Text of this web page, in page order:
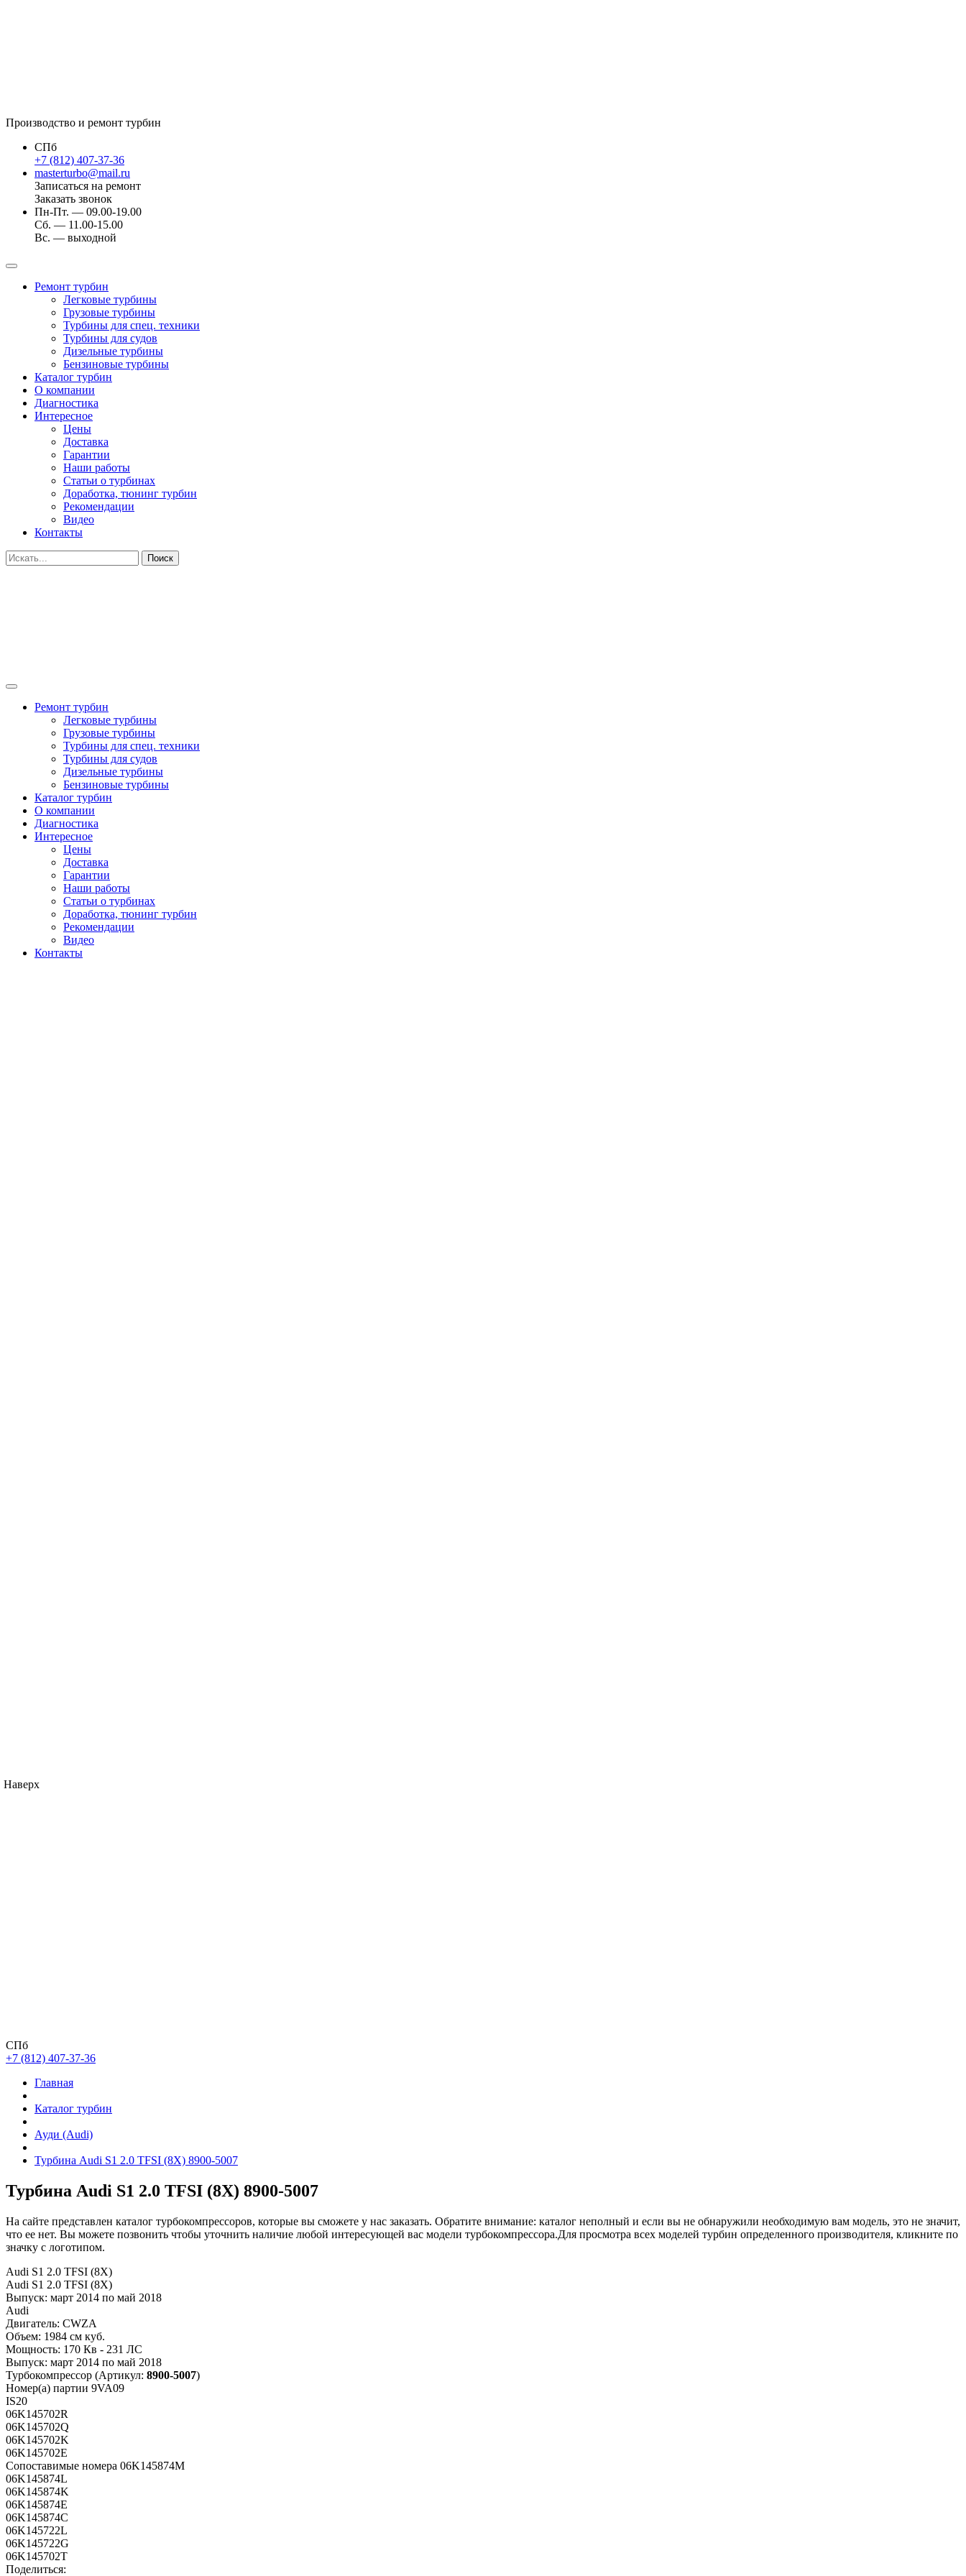
Производство и ремонт турбин
СПб
+7 (812) 407-37-36
masterturbo@mail.ru
Записаться на ремонт
Заказать звонок
Пн-Пт. — 09.00-19.00
Сб. — 11.00-15.00
Вс. — выходной
Ремонт турбин
Легковые турбины
Грузовые турбины
Турбины для спец. техники
Турбины для судов
Дизельные турбины
Бензиновые турбины
Каталог турбин
О компании
Диагностика
Интересное
Цены
Доставка
Гарантии
Наши работы
Статьи о турбинах
Доработка, тюнинг турбин
Рекомендации
Видео
Контакты
Поиск
Ремонт турбин
Легковые турбины
Грузовые турбины
Турбины для спец. техники
Турбины для судов
Дизельные турбины
Бензиновые турбины
Каталог турбин
О компании
Диагностика
Интересное
Цены
Доставка
Гарантии
Наши работы
Статьи о турбинах
Доработка, тюнинг турбин
Рекомендации
Видео
Контакты
СПб
+7 (812) 407-37-36
Главная
Каталог турбин
Ауди (Audi)
Турбина Audi S1 2.0 TFSI (8X) 8900-5007
Турбина Audi S1 2.0 TFSI (8X) 8900-5007
На сайте представлен каталог турбокомпрессоров, которые вы сможете у нас заказать. Обратите внимание: каталог неполный и если вы не обнаружили необходимую вам модель, это не значит,
что ее нет. Вы можете позвонить чтобы уточнить наличие любой интересующей вас модели турбокомпрессора.Для просмотра всех моделей турбин определенного производителя, кликните по
значку с логотипом.
Audi S1 2.0 TFSI (8X)
Audi S1 2.0 TFSI (8X)
Выпуск: март 2014 по май 2018
Audi
Двигатель: CWZA
Объем: 1984 см куб.
Мощность: 170 Кв - 231 ЛС
Выпуск: март 2014 по май 2018
Турбокомпрессор (Артикул: 8900-5007)
Номер(а) партии 9VA09
IS20
06K145702R
06K145702Q
06K145702K
06K145702E
Сопоставимые номера 06K145874M
06K145874L
06K145874K
06K145874E
06K145874C
06K145722L
06K145722G
06K145702T
Поделиться:
Наверх